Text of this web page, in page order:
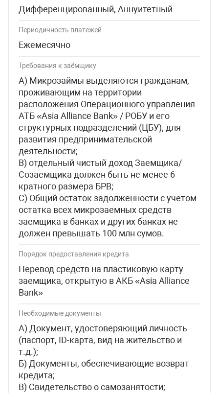
Дифференцированный, Аннуитетный
Периодичность платежей
Ежемесячно
Требования к заёмщику
А) Микрозаймы выделяются гражданам,
проживающим на территории
расположения Операционного управления
АТБ «Asia Alliance Bank» / РОБУ и его
структурных подразделений (ЦБУ), для
развития предпринимательской
деятельности;
B) отдельный чистый доход Заемщика/
Созаемщика должен быть не менее 6-
кратного размера БРВ;
C) Общий остаток задолженности с учетом
остатка всех микрозаемных средств
заемщика в банках и других банках не
должен превышать 100 млн сумов.
Порядок предоставления кредита
Перевод средств на пластиковую карту
заемщика, открытую в АКБ «Asia Alliance
Bank»
Необходимые документы
А) Документ, удостоверяющий личность
(паспорт, ID-карта, вид на жительство и
т.д.);
Б) Документы, обеспечивающие возврат
кредита;
В) Свидетельство о самозанятости;